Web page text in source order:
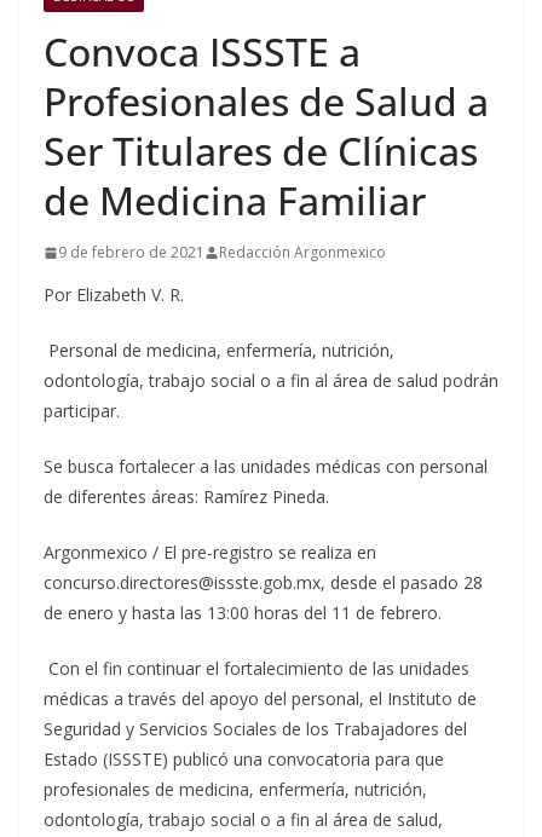
Convoca ISSSTE a
Profesionales de Salud a
Ser Titulares de Clínicas
de Medicina Familiar
9 de febrero de 2021 Redacción Argonmexico
Por Elizabeth V. R.
Personal de medicina, enfermería, nutrición,
odontología, trabajo social o a fin al área de salud podrán
participar.
Se busca fortalecer a las unidades médicas con personal
de diferentes áreas: Ramírez Pineda.
Argonmexico / El pre-registro se realiza en
concurso.directores@issste.gob.mx, desde el pasado 28
de enero y hasta las 13:00 horas del 11 de febrero.
Con el fin continuar el fortalecimiento de las unidades
médicas a través del apoyo del personal, el Instituto de
Seguridad y Servicios Sociales de los Trabajadores del
Estado (ISSSTE) publicó una convocatoria para que
profesionales de medicina, enfermería, nutrición,
odontología, trabajo social o a fin al área de salud,